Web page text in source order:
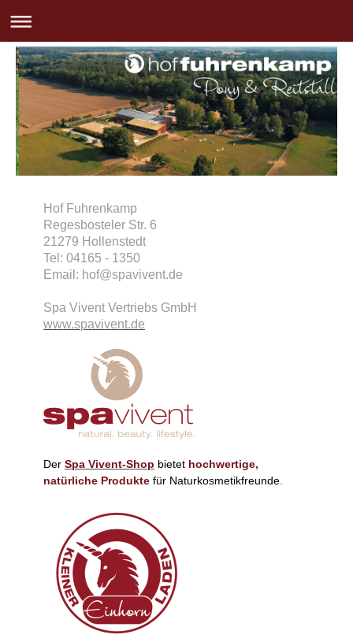
Hof Fuhrenkamp
Regesbosteler Str. 6
21279 Hollenstedt
Tel: 04165 - 1350
Email: hof@spavivent.de
Spa Vivent Vertriebs GmbH
www.spavivent.de
Der Spa Vivent-Shop bietet hochwertige,
natürliche Produkte für Naturkosmetikfreunde